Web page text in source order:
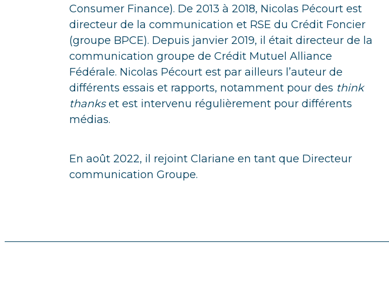
Consumer Finance). De 2013 à 2018, Nicolas Pécourt est
directeur de la communication et RSE du Crédit Foncier
(groupe BPCE). Depuis janvier 2019, il était directeur de la
communication groupe de Crédit Mutuel Alliance
Fédérale. Nicolas Pécourt est par ailleurs l’auteur de
différents essais et rapports, notamment pour des think
thankset est intervenu régulièrement pour différents
médias.
En août 2022, il rejoint Clariane en tant que Directeur
communication Groupe.